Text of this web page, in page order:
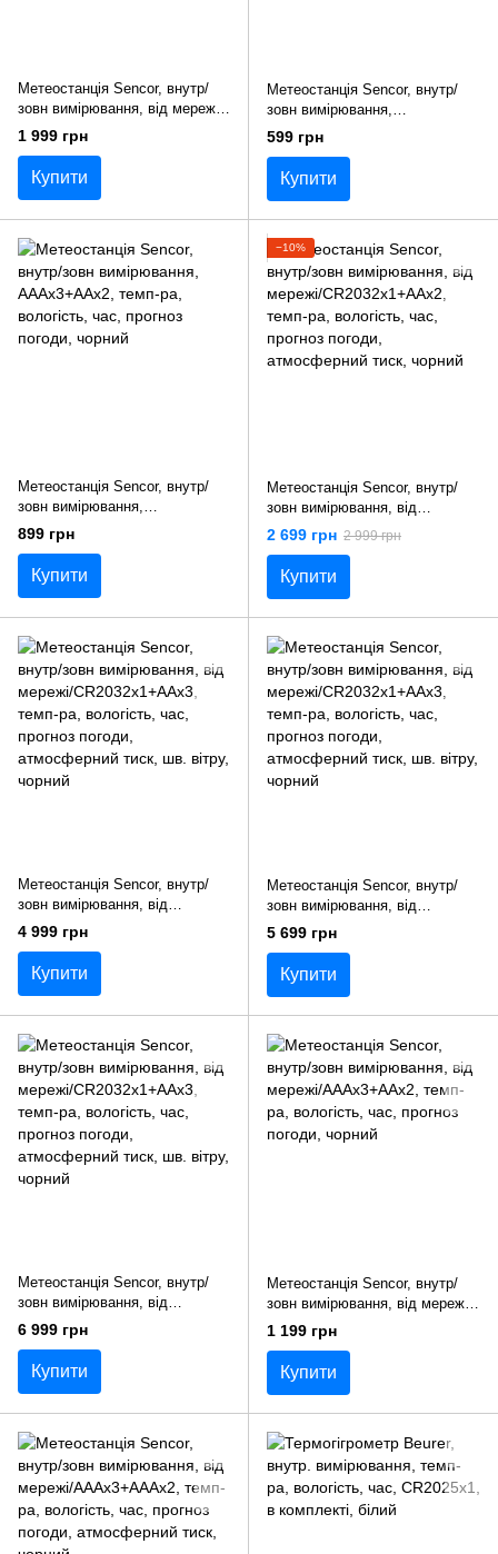
Метеостанція Sencor, внутр/
зовн вимірювання, від мережі/
АААх3+АААх2, темп-ра,
вологість, час, прогноз погоди,
атмосферний тиск, чорний
1 999 грн
Купити
Метеостанція Sencor, внутр/
зовн вимірювання,
АААх2+АAАх2, темп-ра,
вологість, час, чорний
599 грн
Купити
Метеостанція Sencor, внутр/
зовн вимірювання,
АААх3+ААх2, темп-ра,
вологість, час, прогноз погоди,
чорний
899 грн
Купити
−10%
Метеостанція Sencor, внутр/
зовн вимірювання, від
мережі/CR2032х1+AAx2, темп-
ра, вологість, час, прогноз
погоди, атмосферний тиск,
чорний
2 699 грн 2 999 грн
Купити
Метеостанція Sencor, внутр/
зовн вимірювання, від
мережі/CR2032x1+AAx3, темп-
ра, вологість, час, прогноз
погоди, атмосферний тиск, шв.
вітру, чорний
4 999 грн
Купити
Метеостанція Sencor, внутр/
зовн вимірювання, від
мережі/CR2032x1+AAx3, темп-
ра, вологість, час, прогноз
погоди, атмосферний тиск, шв.
вітру, чорний
5 699 грн
Купити
Метеостанція Sencor, внутр/
зовн вимірювання, від
мережі/CR2032x1+AAx3, темп-
ра, вологість, час, прогноз
погоди, атмосферний тиск, шв.
вітру, чорний
6 999 грн
Купити
Метеостанція Sencor, внутр/
зовн вимірювання, від мережі/
АААх3+ААх2, темп-ра,
вологість, час, прогноз погоди,
чорний
1 199 грн
Купити